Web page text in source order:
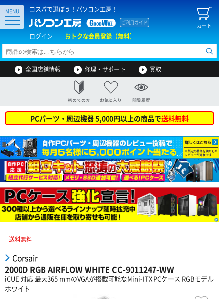
コスパで選ぼう！パソコン工房！
カート
ご利用ガイド
ログイン おトクな会員登録（無料）
MENU
全国店舗情報 修理・サポート 買取
初めての方 お気に入り 閲覧履歴
PCパーツ・周辺機器 5,000円以上の商品で送料無料
送料無料
Corsair
2000D RGB AIRFLOW WHITE CC-9011247-WW
iCUE 対応 最大365 mmのVGAが搭載可能なMini-ITX PCケース RGBモデル
ホワイト